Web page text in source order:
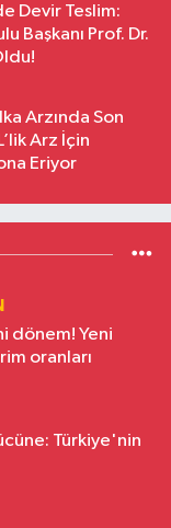
Devir Teslim:
Başkanı Prof. Dr.
Arzında Son
Arz İçin
Eriyor
dönem! Yeni
oranları
Türkiye'nin